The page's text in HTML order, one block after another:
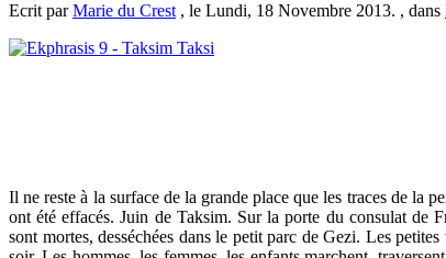
Ecrit parMarie du Crest , le Lundi, 18 Novembre 2013. , dans
Il ne reste à la surface de la grande place que les traces de la
ont été effacés. Juin de Taksim. Sur la porte du consulat de
sont mortes, desséchées dans le petit parc de Gezi. Les